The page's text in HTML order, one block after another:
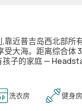
靠近普吉岛西北部所
受大海。距离综合体
子的家庭 —
洗衣房 健身房